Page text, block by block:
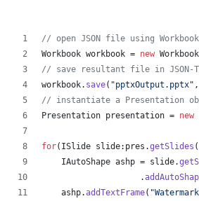
// open JSON file using
Workbook workbook = new Workbook
// save resultant file in JSON-
workbook. save( "pptxOutput.pptx" ,
// instantiate a Presentation
Presentation presentation = new
for( ISlide slide: pres .getSlides
IAutoShape ashp = slide.
                    .
ashp.addTextFrame(